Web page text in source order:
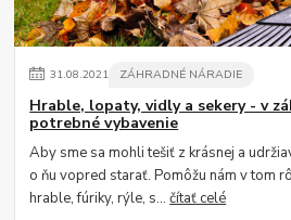
31.08.2021 ZÁHRADNÉ NÁRADIE
Hrable, lopaty, vidly a sekery - v
potrebné vybavenie
Aby sme sa mohli tešiť z krásnej a
o ňu vopred starať. Pomôžu nám v tom
hrable, fúriky, rýle, s...čítať celé